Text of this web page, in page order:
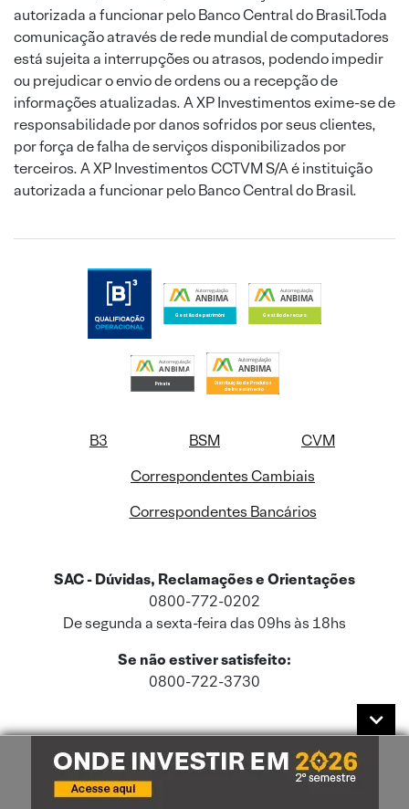
autorizada a funcionar pelo Banco Central do Brasil.Toda
comunicação através de rede mundial de computadores
está sujeita a interrupções ou atrasos, podendo impedir
ou prejudicar o envio de ordens ou a recepção de
informações atualizadas. A XP Investimentos exime-se de
responsabilidade por danos sofridos por seus clientes,
por força de falha de serviços disponibilizados por
terceiros. A XP Investimentos CCTVM S/A é instituição
autorizada a funcionar pelo Banco Central do Brasil.
B3 BSM
CVM
Correspondentes Cambiais
Correspondentes Bancários
SAC - Dúvidas, Reclamações e Orientações
0800-772-0202
De segunda a sexta-feira das 09hs às 18hs
Se não estiver satisfeito:
0800-722-3730
Este site usa cookies e dados pessoais de acordo com a nossaPolítica de
Cookies
e a nossaPolítica de Privacidade.